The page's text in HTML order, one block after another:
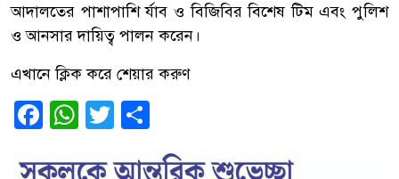
আদালতের পাশাপাশি র্যাব ও বিজিবির বিশেষ টিম এবং পুলিশ
ও আনসার দায়িত্ব পালন করেন।
এখানে ক্লিক করে শেয়ার করুণ
Facebook
WhatsApp
Twitter